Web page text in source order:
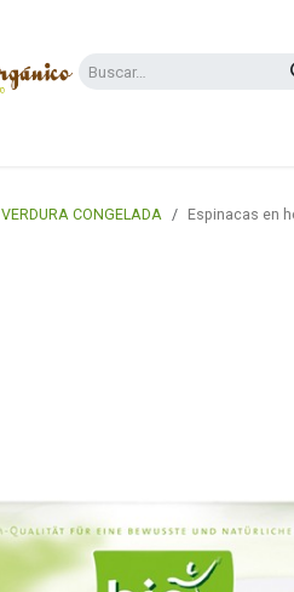
VERDURA CONGELADA Espinacas en